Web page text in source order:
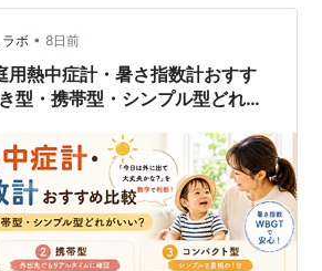
ボ • 8日前
用熱中症計・暑さ指数計おすす
型・携帯型・シンプル型どれが